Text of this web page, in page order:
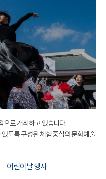
으로 개최하고 있습니다.
도록 구성된 체험 중심의 문화예술
어린이날 행사